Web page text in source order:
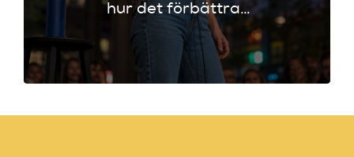
hur det förbättrar
din stand-up!
Upptäck tekniker
som stärker ditt
scenframträdande.